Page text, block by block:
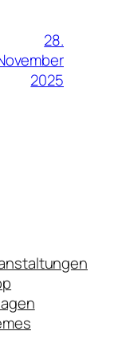
28.
2025